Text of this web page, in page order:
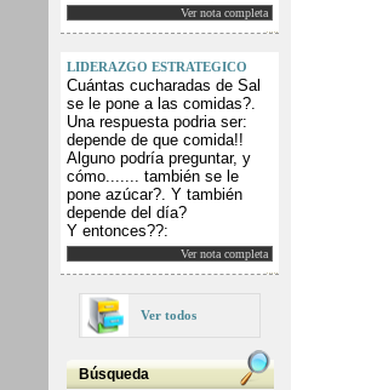
Ver nota completa
LIDERAZGO ESTRATEGICO
Cuántas cucharadas de Sal
se le pone a las comidas?.
Una respuesta podria ser:
depende de que comida!!
Alguno podría preguntar, y
cómo....... también se le
pone azúcar?. Y también
depende del día?
Y entonces??:
Ver nota completa
Ver todos
Búsqueda